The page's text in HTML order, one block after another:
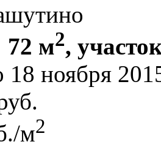
м2,
18 ноября
м2